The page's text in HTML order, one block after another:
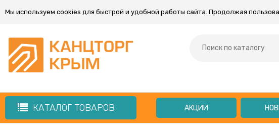
Мы используем cookies для быстрой и удобной работы сайта. Продолжая
КАТАЛОГ ТОВАРОВ АКЦИИ